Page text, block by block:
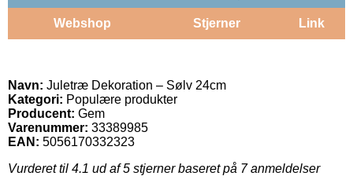
Webshop Stjerner Link
Navn: Juletræ Dekoration – Sølv 24cm
Kategori: Populære produkter
Producent: Gem
Varenummer: 33389985
EAN: 5056170332323
Vurderet til 4.1 ud af 5 stjerner baseret på 7anmeldelser